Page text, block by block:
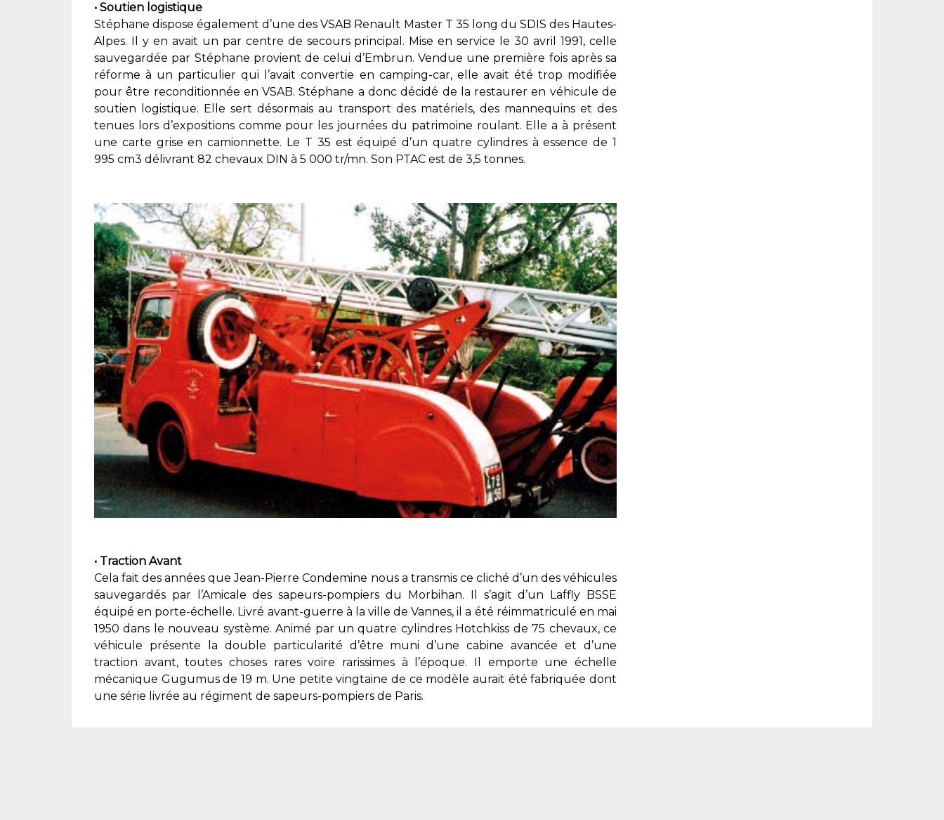
• Soutien logistique
Stéphane dispose également d’une des VSAB Renault Master T 35 long du SDIS des Hautes-
Alpes. Il y en avait un par centre de secours principal. Mise en service le 30 avril 1991, celle
sauvegardée par Stéphane provient de celui d’Embrun. Vendue une première fois après sa
réforme à un particulier qui l’avait convertie en camping-car, elle avait été trop modifiée
pour être reconditionnée en VSAB. Stéphane a donc décidé de la restaurer en véhicule de
soutien logistique. Elle sert désormais au transport des matériels, des mannequins et des
tenues lors d’expositions comme pour les journées du patrimoine roulant. Elle a à présent
une carte grise en camionnette. Le T 35 est équipé d’un quatre cylindres à essence de 1
995 cm3 délivrant 82 chevaux DIN à 5 000 tr/mn. Son PTAC est de 3,5 tonnes.
• Traction Avant
Cela fait des années que Jean-Pierre Condemine nous a transmis ce cliché d’un des véhicules
sauvegardés par l’Amicale des sapeurs-pompiers du Morbihan. Il s’agit d’un Laffly BSSE
équipé en porte-échelle. Livré avant-guerre à la ville de Vannes, il a été réimmatriculé en mai
1950 dans le nouveau système. Animé par un quatre cylindres Hotchkiss de 75 chevaux, ce
véhicule présente la double particularité d’être muni d’une cabine avancée et d’une
traction avant, toutes choses rares voire rarissimes à l’époque. Il emporte une échelle
mécanique Gugumus de 19 m. Une petite vingtaine de ce modèle aurait été fabriquée dont
une série livrée au régiment de sapeurs-pompiers de Paris.